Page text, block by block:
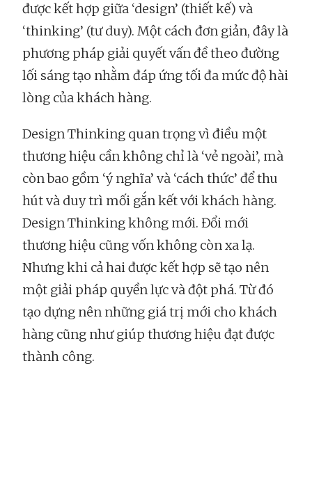
được kết hợp giữa ‘design’ (thiết kế) và
‘thinking’ (tư duy). Một cách đơn giản, đây là
phương pháp giải quyết vấn đề theo đường
lối sáng tạo nhằm đáp ứng tối đa mức độ hài
lòng của khách hàng.
Design Thinking quan trọng vì điều một
thương hiệu cần không chỉ là ‘vẻ ngoài’, mà
còn bao gồm ‘ý nghĩa’ và ‘cách thức’ để thu
hút và duy trì mối gắn kết với khách hàng.
Design Thinking không mới. Đổi mới
thương hiệu cũng vốn không còn xa lạ.
Nhưng khi cả hai được kết hợp sẽ tạo nên
một giải pháp quyền lực và đột phá. Từ đó
tạo dựng nên những giá trị mới cho khách
hàng cũng như giúp thương hiệu đạt được
thành công.